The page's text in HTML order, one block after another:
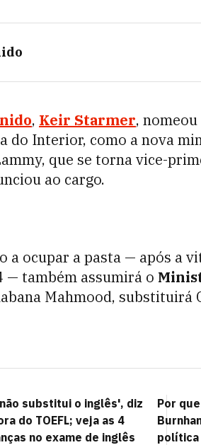
, Keir Starmer,
do Interior, como a nova
que se torna vice-
ao cargo.
a ocupar a pasta — após a
— também assumirá o
Mahmood,
substitui o inglês', diz
do TOEFL; veja as 4
no exame de inglês
Por
política